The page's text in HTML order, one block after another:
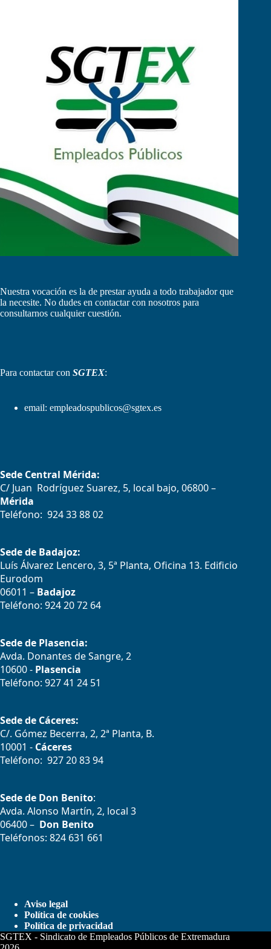
Nuestra vocación es la de prestar ayuda a todo trabajador que
la necesite. No dudes en contactar con nosotros para
consultarnos cualquier cuestión.
Para contactar con SGTEX:
email: empleadospublicos@sgtex.es
Sede Central Mérida:
C/ Juan Rodríguez Suarez, 5, local bajo, 06800 –
Mérida
Teléfono: 924 33 88 02
Sede de Badajoz:
Luís Álvarez Lencero, 3, 5ª Planta, Oficina 13. Edificio
Eurodom
06011 – Badajoz
Teléfono: 924 20 72 64
Sede de Plasencia:
Avda. Donantes de Sangre, 2
10600 - Plasencia
Teléfono: 927 41 24 51
Sede de Cáceres:
C/. Gómez Becerra, 2, 2ª Planta, B.
10001 - Cáceres
Teléfono: 927 20 83 94
Sede de Don Benito:
Avda. Alonso Martín, 2, local 3
06400 – Don Benito
Teléfonos: 824 631 661
Aviso legal
Política de cookies
Política de privacidad
SGTEX - Sindicato de Empleados Públicos de Extremadura